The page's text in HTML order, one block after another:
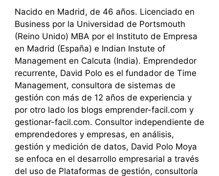
Nacido en Madrid, de 46 años. Licenciado en
Business por la Universidad de Portsmouth
(Reino Unido) MBA por el Instituto de Empresa
en Madrid (España) e Indian Instute of
Management en Calcuta (India). Emprendedor
recurrente, David Polo es el fundador de Time
Management, consultora de sistemas de
gestión con más de 12 años de experiencia y
por otro lado los blogs emprender-facil.com y
gestionar-facil.com. Consultor independiente de
emprendedores y empresas, en análisis,
gestión y medición de datos, David Polo Moya
se enfoca en el desarrollo empresarial a través
del uso de Plataformas de gestión, consultoría